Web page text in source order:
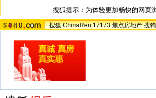
搜狐提示：为体验更加畅快的网页
搜狐 ChinaRen 17173 焦点房地产 搜狗